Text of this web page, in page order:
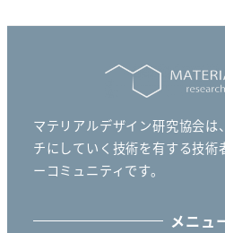
マテリアルデザイン研究協会は
チにしていく技術を有する技術
ーコミュニティです。
メニュ